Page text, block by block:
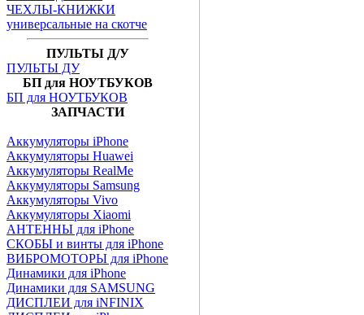
ЧЕХЛЫ-КНИЖКИ
универсальные на скотче
ПУЛЬТЫ Д/У
ПУЛЬТЫ ДУ
БП для НОУТБУКОВ
БП для НОУТБУКОВ
ЗАПЧАСТИ
Аккумуляторы iPhone
Аккумуляторы Huawei
Аккумуляторы RealMe
Аккумуляторы Samsung
Аккумуляторы Vivo
Аккумуляторы Xiaomi
АНТЕННЫ для iPhone
СКОБЫ и винты для iPhone
ВИБРОМОТОРЫ для iPhone
Динамики для iPhone
Динамики для SAMSUNG
ДИСПЛЕИ для iNFINIX